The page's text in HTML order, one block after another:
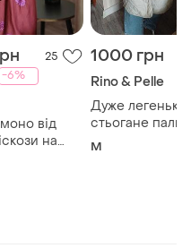
25
-6%
від
на
речі
1000 грн
Rino & Pelle
Дуже легеньке
стьогане
нейлону,
M